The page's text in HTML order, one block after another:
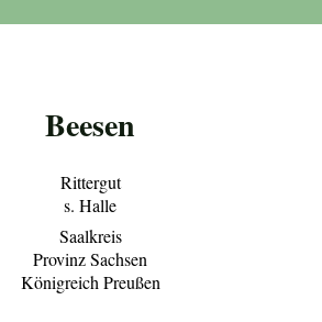
Beesen
Rittergut
s. Halle
Saalkreis
Provinz Sachsen
Königreich Preußen